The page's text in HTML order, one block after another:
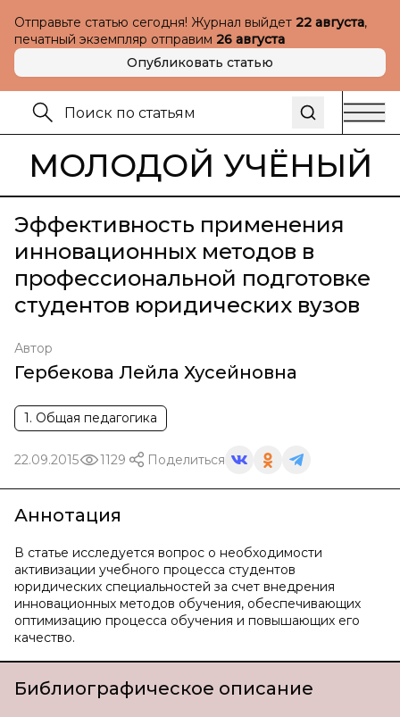
Отправьте статью сегодня! Журнал выйдет 22 августа,
печатный экземпляр отправим 26 августа
Опубликовать статью
МОЛОДОЙ УЧЁНЫЙ
Эффективность применения
инновационных методов в
профессиональной подготовке
студентов юридических вузов
Автор
Гербекова Лейла Хусейновна
1. Общая педагогика
22.09.2015 1129 Поделиться
Аннотация
В статье исследуется вопрос о необходимости
активизации учебного процесса студентов
юридических специальностей за счет внедрения
инновационных методов обучения, обеспечивающих
оптимизацию процесса обучения и повышающих его
качество.
Библиографическое описание